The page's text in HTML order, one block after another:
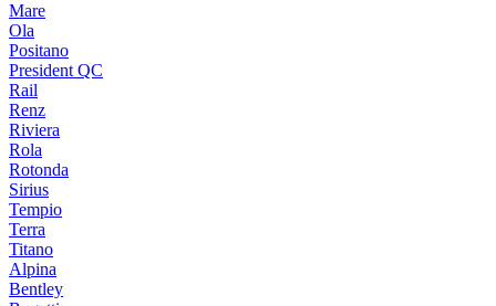
Mare
Ola
Positano
President QC
Rail
Renz
Riviera
Rola
Rotonda
Sirius
Tempio
Terra
Titano
Alpina
Bentley